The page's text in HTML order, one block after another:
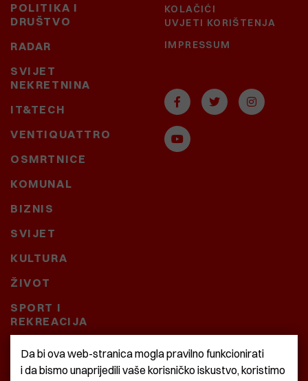
POLITIKA I
DRUŠTVO
RADAR
SVIJET
NEKRETNINA
IT&TECH
VENTIQUATTRO
OSMRTNICE
KOMUNAL
BIZNIS
SVIJET
KULTURA
ŽIVOT
SPORT I
REKREACIJA
CRNA KRONIKA
BAŠTARDINI I PRAVI
KOLAČIĆI
UVJETI KORIŠTENJA
IMPRESSUM
Da bi ova web-stranica mogla pravilno funkcionirati
i da bismo unaprijedili vaše korisničko iskustvo, koristimo